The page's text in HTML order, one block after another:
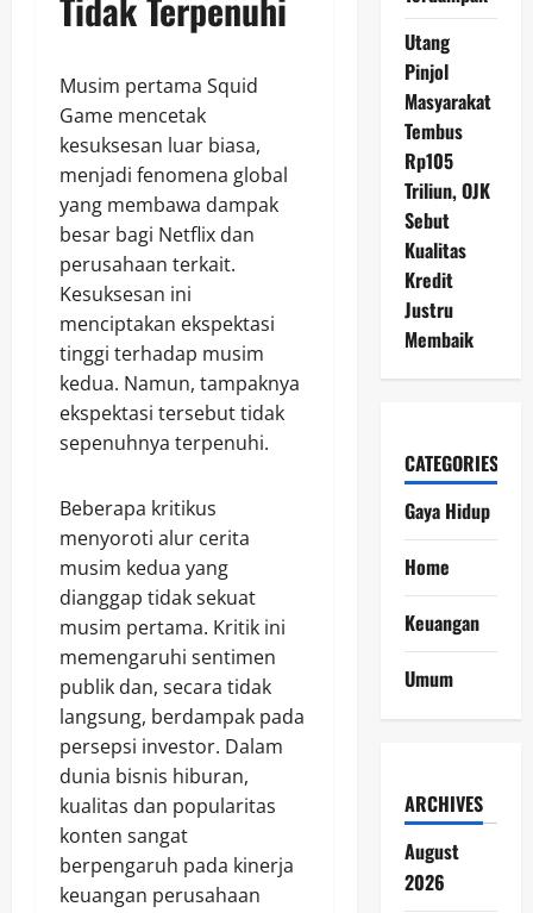
Musim pertama Squid
Game mencetak
kesuksesan luar biasa,
menjadi fenomena global
yang membawa dampak
besar bagi Netflix dan
perusahaan terkait.
Kesuksesan ini
menciptakan ekspektasi
tinggi terhadap musim
kedua. Namun, tampaknya
ekspektasi tersebut tidak
sepenuhnya terpenuhi.
Beberapa kritikus
menyoroti alur cerita
musim kedua yang
dianggap tidak sekuat
musim pertama. Kritik ini
memengaruhi sentimen
publik dan, secara tidak
langsung, berdampak pada
persepsi investor. Dalam
dunia bisnis hiburan,
kualitas dan popularitas
konten sangat
berpengaruh pada kinerja
keuangan perusahaan
Utang
Pinjol
Masyarakat
Tembus
Rp105
Triliun, OJK
Sebut
Kualitas
Kredit
Justru
Membaik
CATEGORIES
Gaya Hidup
Home
Keuangan
Umum
ARCHIVES
August
2026